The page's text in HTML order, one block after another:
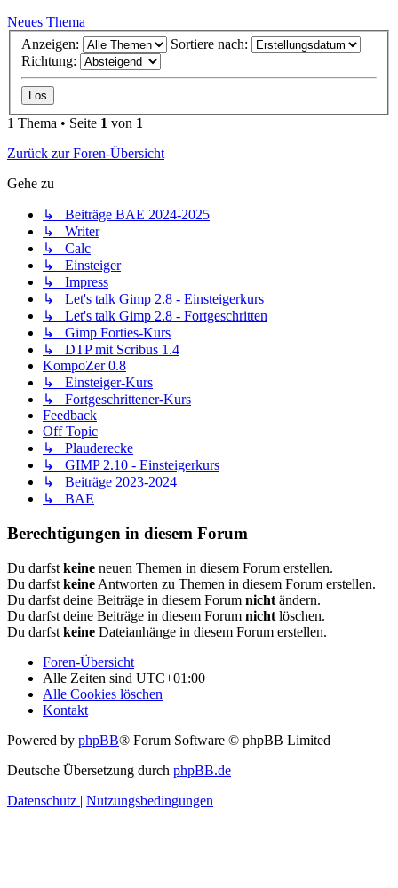
Neues Thema
Anzeigen:
Sortiere nach:
Richtung:
1 Thema • Seite 1 von 1
Zurück zur Foren-Übersicht
Gehe zu
↳ Beiträge BAE 2024-2025
↳ Writer
↳ Calc
↳ Einsteiger
↳ Impress
↳ Let's talk Gimp 2.8 - Einsteigerkurs
↳ Let's talk Gimp 2.8 - Fortgeschritten
↳ Gimp Forties-Kurs
↳ DTP mit Scribus 1.4
KompoZer 0.8
↳ Einsteiger-Kurs
↳ Fortgeschrittener-Kurs
Feedback
Off Topic
↳ Plauderecke
↳ GIMP 2.10 - Einsteigerkurs
↳ Beiträge 2023-2024
↳ BAE
Berechtigungen in diesem Forum
Du darfst keine neuen Themen in diesem Forum erstellen.
Du darfst keine Antworten zu Themen in diesem Forum erstellen.
Du darfst deine Beiträge in diesem Forum nicht ändern.
Du darfst deine Beiträge in diesem Forum nicht löschen.
Du darfst keine Dateianhänge in diesem Forum erstellen.
Foren-Übersicht
Alle Zeiten sind UTC+01:00
Alle Cookies löschen
Kontakt
Powered by phpBB® Forum Software © phpBB Limited
Deutsche Übersetzung durch phpBB.de
Datenschutz | Nutzungsbedingungen